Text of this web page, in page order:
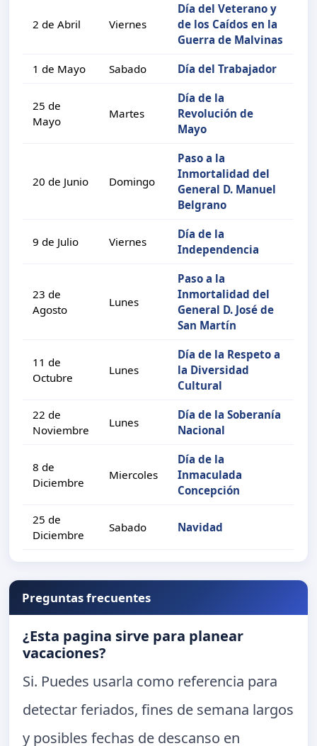
2 de Abril Viernes
Día del Veterano y
de los Caídos en la
Guerra de Malvinas
1 de Mayo Sabado Día del Trabajador
25 de
Mayo
Martes
Día de la
Revolución de
Mayo
20 de Junio Domingo
Paso a la
Inmortalidad del
General D. Manuel
Belgrano
9 de Julio Viernes
Día de la
Independencia
23 de
Agosto
Lunes
Paso a la
Inmortalidad del
General D. José de
San Martín
11 de
Octubre
Lunes
Día de la Respeto a
la Diversidad
Cultural
22 de
Noviembre
Lunes
Día de la Soberanía
Nacional
8 de
Diciembre
Miercoles
Día de la
Inmaculada
Concepción
25 de
Diciembre
Sabado Navidad
Preguntas frecuentes
¿Esta pagina sirve para planear
vacaciones?
Si. Puedes usarla como referencia para
detectar feriados, fines de semana largos
y posibles fechas de descanso en